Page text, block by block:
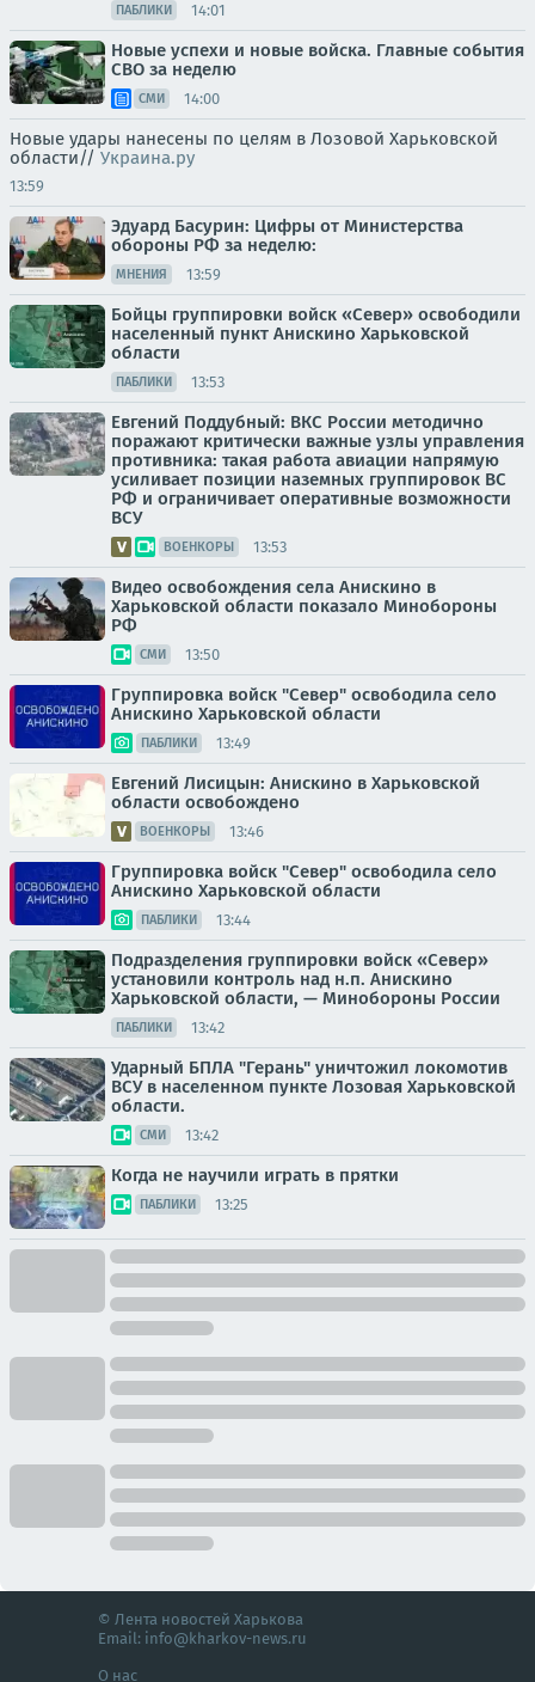
ПАБЛИКИ 14:01
Новые успехи и новые войска. Главные события
СВО за неделю
СМИ 14:00
Новые удары нанесены по целям в Лозовой Харьковской
области// Украина.ру
13:59
Эдуард Басурин: Цифры от Министерства
обороны РФ за неделю:
МНЕНИЯ 13:59
Бойцы группировки войск «Север» освободили
населенный пункт Анискино Харьковской
области
ПАБЛИКИ 13:53
Евгений Поддубный: ВКС России методично
поражают критически важные узлы управления
противника: такая работа авиации напрямую
усиливает позиции наземных группировок ВС
РФ и ограничивает оперативные возможности
ВСУ
ВОЕНКОРЫ 13:53
Видео освобождения села Анискино в
Харьковской области показало Минобороны
РФ
СМИ 13:50
Группировка войск "Север" освободила село
Анискино Харьковской области
ПАБЛИКИ 13:49
Евгений Лисицын: Анискино в Харьковской
области освобождено
ВОЕНКОРЫ 13:46
Группировка войск "Север" освободила село
Анискино Харьковской области
ПАБЛИКИ 13:44
Подразделения группировки войск «Север»
установили контроль над н.п. Анискино
Харьковской области, — Минобороны России
ПАБЛИКИ 13:42
Ударный БПЛА "Герань" уничтожил локомотив
ВСУ в населенном пункте Лозовая Харьковской
области.
СМИ 13:42
Когда не научили играть в прятки
ПАБЛИКИ 13:25
© Лента новостей Харькова
Email: info@kharkov-news.ru
О нас